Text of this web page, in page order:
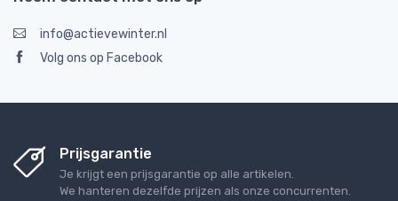
info@actievewinter.nl
Volg ons op Facebook
Prijsgarantie
Je krijgt een prijsgarantie op alle artikelen.
We hanteren dezelfde prijzen als onze concurrenten.